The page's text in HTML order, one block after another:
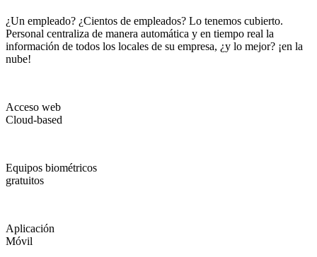
¿Un empleado? ¿Cientos de empleados? Lo tenemos cubierto.
Personal centraliza de manera automática y en tiempo real la
información de todos los locales de su empresa, ¿y lo mejor? ¡en la
nube!
Acceso web
Cloud-based
Equipos biométricos
gratuitos
Aplicación
Móvil